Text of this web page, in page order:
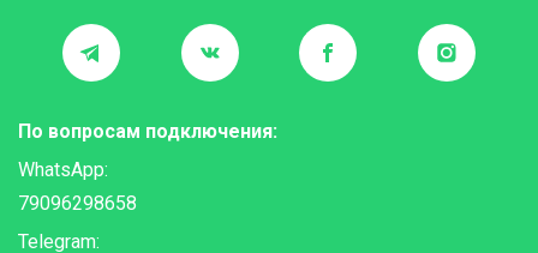
По вопросам подключения:
WhatsApp:
79096298658
Telegram: